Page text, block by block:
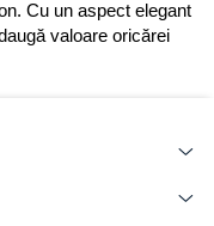
Cu un aspect elegant
valoare oricărei